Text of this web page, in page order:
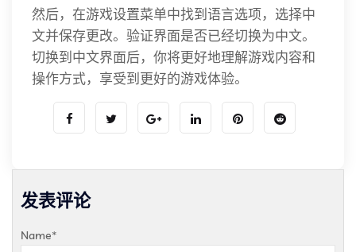
然后，在游戏设置菜单中找到语言选项，选择中
文并保存更改。验证界面是否已经切换为中文。
切换到中文界面后，你将更好地理解游戏内容和
操作方式，享受到更好的游戏体验。
发表评论
Name*